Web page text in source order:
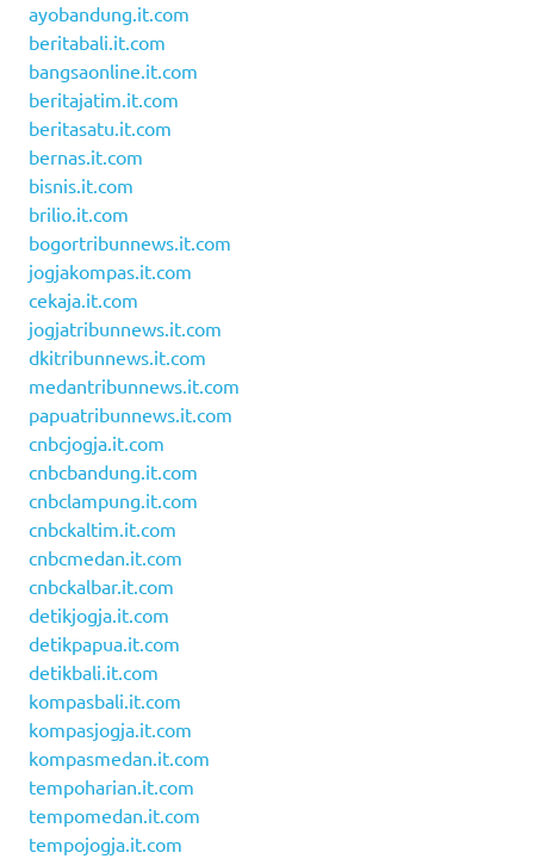
ayobandung.it.com
beritabali.it.com
bangsaonline.it.com
beritajatim.it.com
beritasatu.it.com
bernas.it.com
bisnis.it.com
brilio.it.com
bogortribunnews.it.com
jogjakompas.it.com
cekaja.it.com
jogjatribunnews.it.com
dkitribunnews.it.com
medantribunnews.it.com
papuatribunnews.it.com
cnbcjogja.it.com
cnbcbandung.it.com
cnbclampung.it.com
cnbckaltim.it.com
cnbcmedan.it.com
cnbckalbar.it.com
detikjogja.it.com
detikpapua.it.com
detikbali.it.com
kompasbali.it.com
kompasjogja.it.com
kompasmedan.it.com
tempoharian.it.com
tempomedan.it.com
tempojogja.it.com